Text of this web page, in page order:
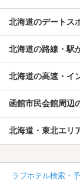
北海道のデートス
北海道の路線・駅
北海道の高速・イ
函館市民会館周辺
北海道・東北エリ
ラブホテル検索・